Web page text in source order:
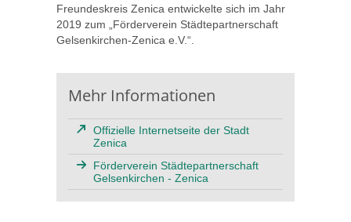
Freundeskreis Zenica entwickelte sich im Jahr
2019 zum „Förderverein Städtepartnerschaft
Gelsenkirchen-Zenica e.V.“.
Mehr Informationen
Offizielle Internetseite der Stadt
Zenica
Förderverein Städtepartnerschaft
Gelsenkirchen - Zenica